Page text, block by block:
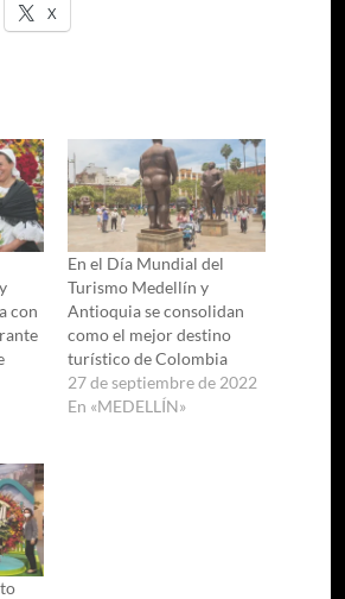
X
con
En el Día Mundial del
Turismo Medellín y
Antioquia se consolidan
como el mejor destino
turístico de Colombia
27 de septiembre de 2022
En «MEDELLÍN»